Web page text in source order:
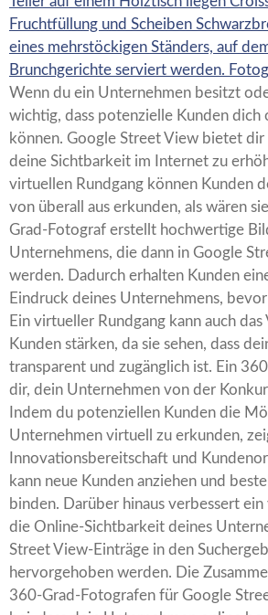
Wenn du ein Unternehmen besitzt
wichtig, dass potenzielle Kunden dich
können. Google Street View bietet
deine Sichtbarkeit im Internet zu
virtuellen Rundgang können Kunden
von überall aus erkunden, als wären
Grad-Fotograf erstellt hochwertige
Unternehmens, die dann in Google
werden. Dadurch erhalten Kunden
Eindruck deines Unternehmens, bevor
Ein virtueller Rundgang kann auch
Kunden stärken, da sie sehen, dass
transparent und zugänglich ist. Ein
dir, dein Unternehmen von der
Indem du potenziellen Kunden die
Unternehmen virtuell zu erkunden,
Innovationsbereitschaft und
kann neue Kunden anziehen und
binden. Darüber hinaus verbessert
die Online-Sichtbarkeit deines
Street View-Einträge in den
hervorgehoben werden. Die
360-Grad-Fotografen für Google